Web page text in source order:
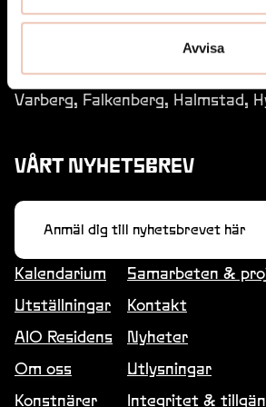
Avvisa
Art Inside Out drivs av Region
med Hallands sex kommuner:
Varberg, Falkenberg, Halmstad,
VÅRT NYHETSBREV
Anmäl dig till nyhetsbrevet här
Kalendarium
Utställningar
AIO Residens
Om oss
Konstnärer
Samarbeten &
Kontakt
Nyheter
Utlysningar
Integritet &